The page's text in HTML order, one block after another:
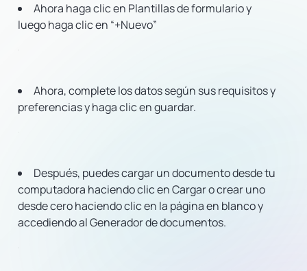
Ahora haga clic en Plantillas de formulario y
luego haga clic en “+Nuevo”
Ahora, complete los datos según sus requisitos y
preferencias y haga clic en guardar.
Después, puedes cargar un documento desde tu
computadora haciendo clic en Cargar o crear uno
desde cero haciendo clic en la página en blanco y
accediendo al Generador de documentos.